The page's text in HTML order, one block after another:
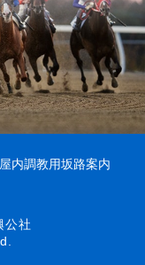
屋内調教用坂路案内
公社